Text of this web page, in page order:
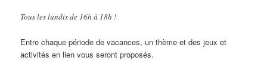
Tous les lundis de 16h à 18h !
Entre chaque période de vacances, un thème et des jeux et
activités en lien vous seront proposés.